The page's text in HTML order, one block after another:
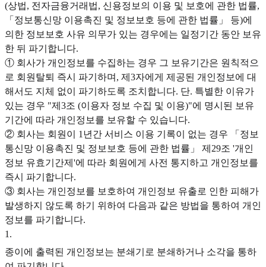
(상법, 전자금융거래법, 신용정보의 이용 및 보호에 관한 법률,
「정보통신망 이용촉진 및 정보보호 등에 관한 법률」 등)에
의한 정보보호 사유 의무가 있는 경우에는 일정기간 동안 보유
한 뒤 파기합니다.
① 회사가 개인정보를 수집하는 경우 그 보유기간은 원칙적으
로 회원탈퇴 즉시 파기하며, 제3자에게 제공된 개인정보에 대
해서도 지체 없이 파기하도록 조치합니다. 단. 특별한 이유가
있는 경우 "제3조 (이용자 정보 수집 및 이용)"에 명시된 보유
기간에 따라 개인정보를 보유할 수 있습니다.
② 회사는 회원이 1년간 서비스 이용 기록이 없는 경우 「정보
통신망 이용촉진 및 정보보호 등에 관한 법률」 제29조 '개인
정보 유효기간제'에 따라 회원에게 사전 통지하고 개인정보를
즉시 파기합니다.
③ 회사는 개인정보를 보호하여 개인정보 유출로 인한 피해가
발생하지 않도록 하기 위하여 다음과 같은 방법을 통하여 개인
정보를 파기합니다.
1 .
종이에 출력된 개인정보는 분쇄기로 분쇄하거나 소각을 통하